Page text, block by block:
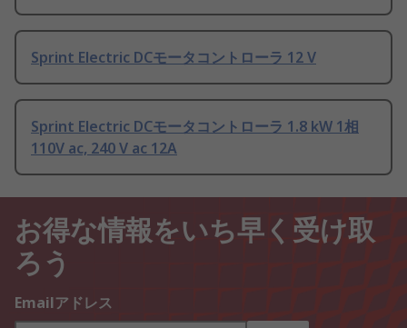
Sprint Electric DCモータコントローラ 12 V
Sprint Electric DCモータコントローラ 1.8 kW 1相
110V ac, 240 V ac 12A
お得な情報をいち早く受け取
ろう
Emailアドレス